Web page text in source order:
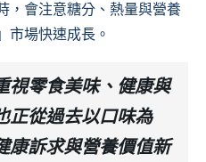
，會注意糖分、熱量與營養
市場快速成長。
視零食美味、健康與
正從過去以口味為
康訴求與營養價值新